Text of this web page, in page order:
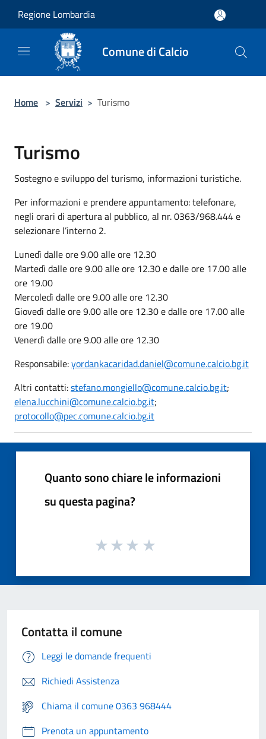
Regione Lombardia
Comune di Calcio
Home > Servizi > Turismo
Turismo
Sostegno e sviluppo del turismo, informazioni turistiche.
Per informazioni e prendere appuntamento: telefonare,
negli orari di apertura al pubblico, al nr. 0363/968.444 e
selezionare l’interno 2.
Lunedì dalle ore 9.00 alle ore 12.30
Martedì dalle ore 9.00 alle ore 12.30 e dalle ore 17.00 alle
ore 19.00
Mercoledì dalle ore 9.00 alle ore 12.30
Giovedì dalle ore 9.00 alle ore 12.30 e dalle ore 17.00 alle
ore 19.00
Venerdì dalle ore 9.00 alle ore 12.30
Responsabile:yordankacaridad.daniel@comune.calcio.bg.it
Altri contatti:stefano.mongiello@comune.calcio.bg.it;
elena.lucchini@comune.calcio.bg.it;
protocollo@pec.comune.calcio.bg.it
Quanto sono chiare le informazioni
su questa pagina?
Contatta il comune
Leggi le domande frequenti
Richiedi Assistenza
Chiama il comune 0363 968444
Prenota un appuntamento